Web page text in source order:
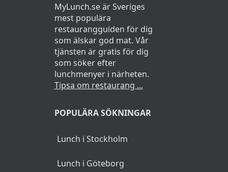
MyLunch.se är Sveriges
mest populära
restaurangguiden för dig
som älskar god mat. Vår
tjänsten är gratis för dig
som söker efter
lunchmenyer i närheten.
Tipsa om restaurang ...
POPULÄRA SÖKNINGAR
Lunch i Stockholm
Lunch i Göteborg